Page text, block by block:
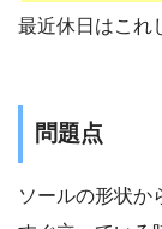
最近休日はこれ
問題点
ソールの形状か